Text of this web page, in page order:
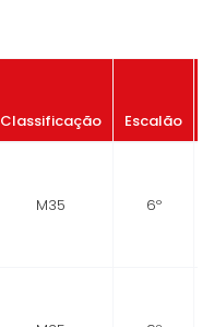
Classificação Escalão
M35 6º